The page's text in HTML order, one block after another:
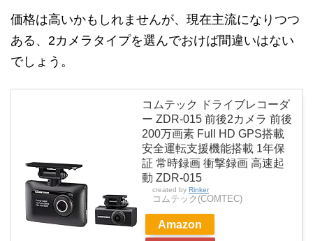
価格は高いかもしれませんが、現在主流になりつつ
ある、2カメラタイプを選んでおけば間違いはない
でしょう。
コムテック ドライブレコーダ
ー ZDR-015 前後2カメラ 前後
200万画素 Full HD GPS搭載
安全運転支援機能搭載 1年保
証 常時録画 衝撃録画 高速起
動 ZDR-015
created by Rinker
コムテック(COMTEC)
Amazon